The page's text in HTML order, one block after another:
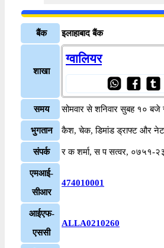
बैंक इलाहाबाद बैंक
शाखा
ग्वालियर
समय सोमवार से शनिवार सुबह १०
भुगतान कैश, चेक, डिमांड ड्राफ्ट और
संपर्क र क शर्मा, स प सत्वर, ०७५१-
एमआई-
सीआर
474010001
आईएफ-
एससी
ALLA0210260